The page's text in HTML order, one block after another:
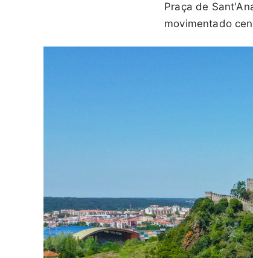
Praça de
movimentado